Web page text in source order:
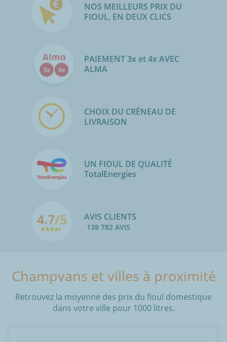
NOS MEILLEURS PRIX DU
FIOUL, EN DEUX CLICS
PAIEMENT 3x et 4x AVEC
ALMA
CHOIX DU CRÉNEAU DE
LIVRAISON
UN FIOUL DE QUALITÉ
TotalEnergies
4.7/5 AVIS CLIENTS
138 782 AVIS
Champvans et villes à proximité
Retrouvez la moyenne des prix du fioul domestique
dans votre ville pour 1000 litres.